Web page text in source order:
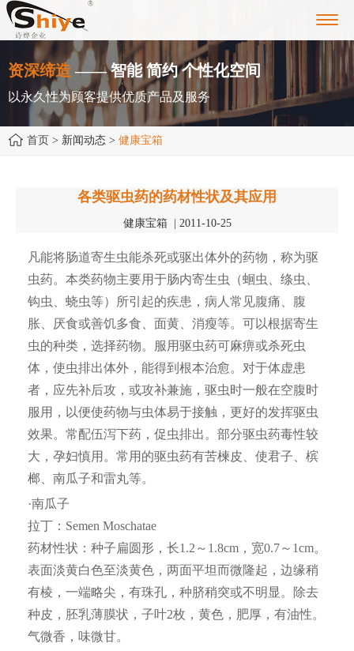
资深缔造 —— 智能 简约 个性化空间
以永久性为顾客提供优质产品及服务
首页 > 新闻动态 > 健康宝箱
各类驱虫药的药材性状及其应用
健康宝箱 | 2011-10-25
凡能将肠道寄生虫能杀死或驱出体外的药物，称为驱
虫药。本类药物主要用于肠内寄生虫（蛔虫、绦虫、
钩虫、蛲虫等）所引起的疾患，病人常见腹痛、腹
胀、厌食或善饥多食、面黄、消瘦等。可以根据寄生
虫的种类，选择药物。服用驱虫药可麻痹或杀死虫
体，使虫排出体外，能得到根本治愈。对于体虚患
者，应先补后攻，或攻补兼施，驱虫时一般在空腹时
服用，以便使药物与虫体易于接触，更好的发挥驱虫
效果。常配伍泻下药，促虫排出。部分驱虫药毒性较
大，孕妇慎用。常用的驱虫药有苦楝皮、使君子、槟
榔、南瓜子和雷丸等。
·南瓜子
拉丁：Semen Moschatae
药材性状：种子扁圆形，长1.2～1.8cm，宽0.7～1cm。
表面淡黄白色至淡黄色，两面平坦而微隆起，边缘稍
有棱，一端略尖，有珠孔，种脐稍突或不明显。除去
种皮，胚乳薄膜状，子叶2枚，黄色，肥厚，有油性。
气微香，味微甘。